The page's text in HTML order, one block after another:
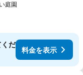
庭園
だ
料金を表示